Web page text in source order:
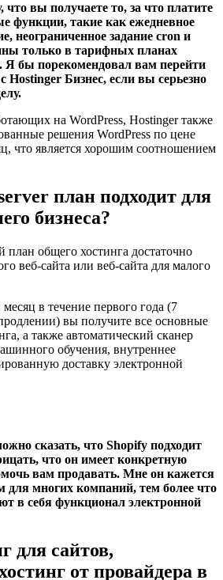
вы получаете то, за что платите
функции, такие как ежедневное
неограниченное задание cron и
только в тарифных планах
Я бы порекомендовал вам перейти
Hostinger Бизнес, если вы серьезно
на WordPress, Hostinger также
решения WordPress по цене
что является хорошим соотношением
план подходит для
бизнеса?
план общего хостинга достаточно
веб-сайта или веб-сайта для малого
в течение первого года (7
вы получите все основные
а также автоматический сканер
обучения, внутреннее
доставку электронной
сказать, что Shopify подходит
что он имеет конкретную
вам продавать. Мне он кажется
для многих компаний, тем более что
в себя функционал электронной
для сайтов,
от провайдера в